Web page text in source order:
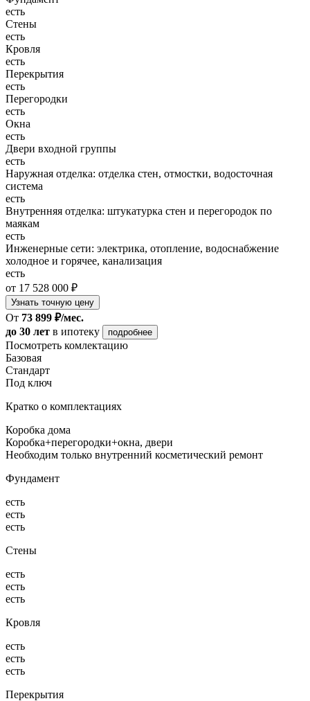
есть
Стены
есть
Кровля
есть
Перекрытия
есть
Перегородки
есть
Окна
есть
Двери входной группы
есть
Наружная отделка: отделка стен, отмостки, водосточная
система
есть
Внутренняя отделка: штукатурка стен и перегородок по
маякам
есть
Инженерные сети: электрика, отопление, водоснабжение
холодное и горячее, канализация
есть
от 17 528 000 ₽
Узнать точную цену
От 73 899 ₽/мес.
до 30 лет в ипотеку подробнее
Посмотреть комлектацию
Базовая
Стандарт
Под ключ
Кратко о комплектациях
Коробка дома
Коробка+перегородки+окна, двери
Необходим только внутренний косметический ремонт
Фундамент
есть
есть
есть
Стены
есть
есть
есть
Кровля
есть
есть
есть
Перекрытия